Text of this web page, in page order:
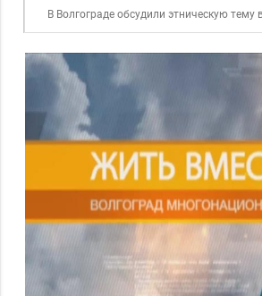
В Волгограде обсудили этническую тему
15 / декабря / 2017 1310